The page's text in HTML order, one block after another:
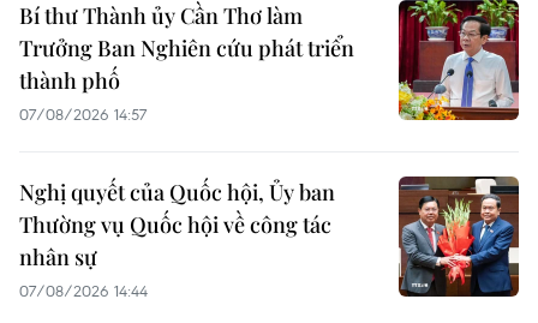
Bí thư Thành ủy Cần Thơ làm
Trưởng Ban Nghiên cứu phát triển
thành phố
07/08/2026 14:57
Nghị quyết của Quốc hội, Ủy ban
Thường vụ Quốc hội về công tác
nhân sự
07/08/2026 14:44